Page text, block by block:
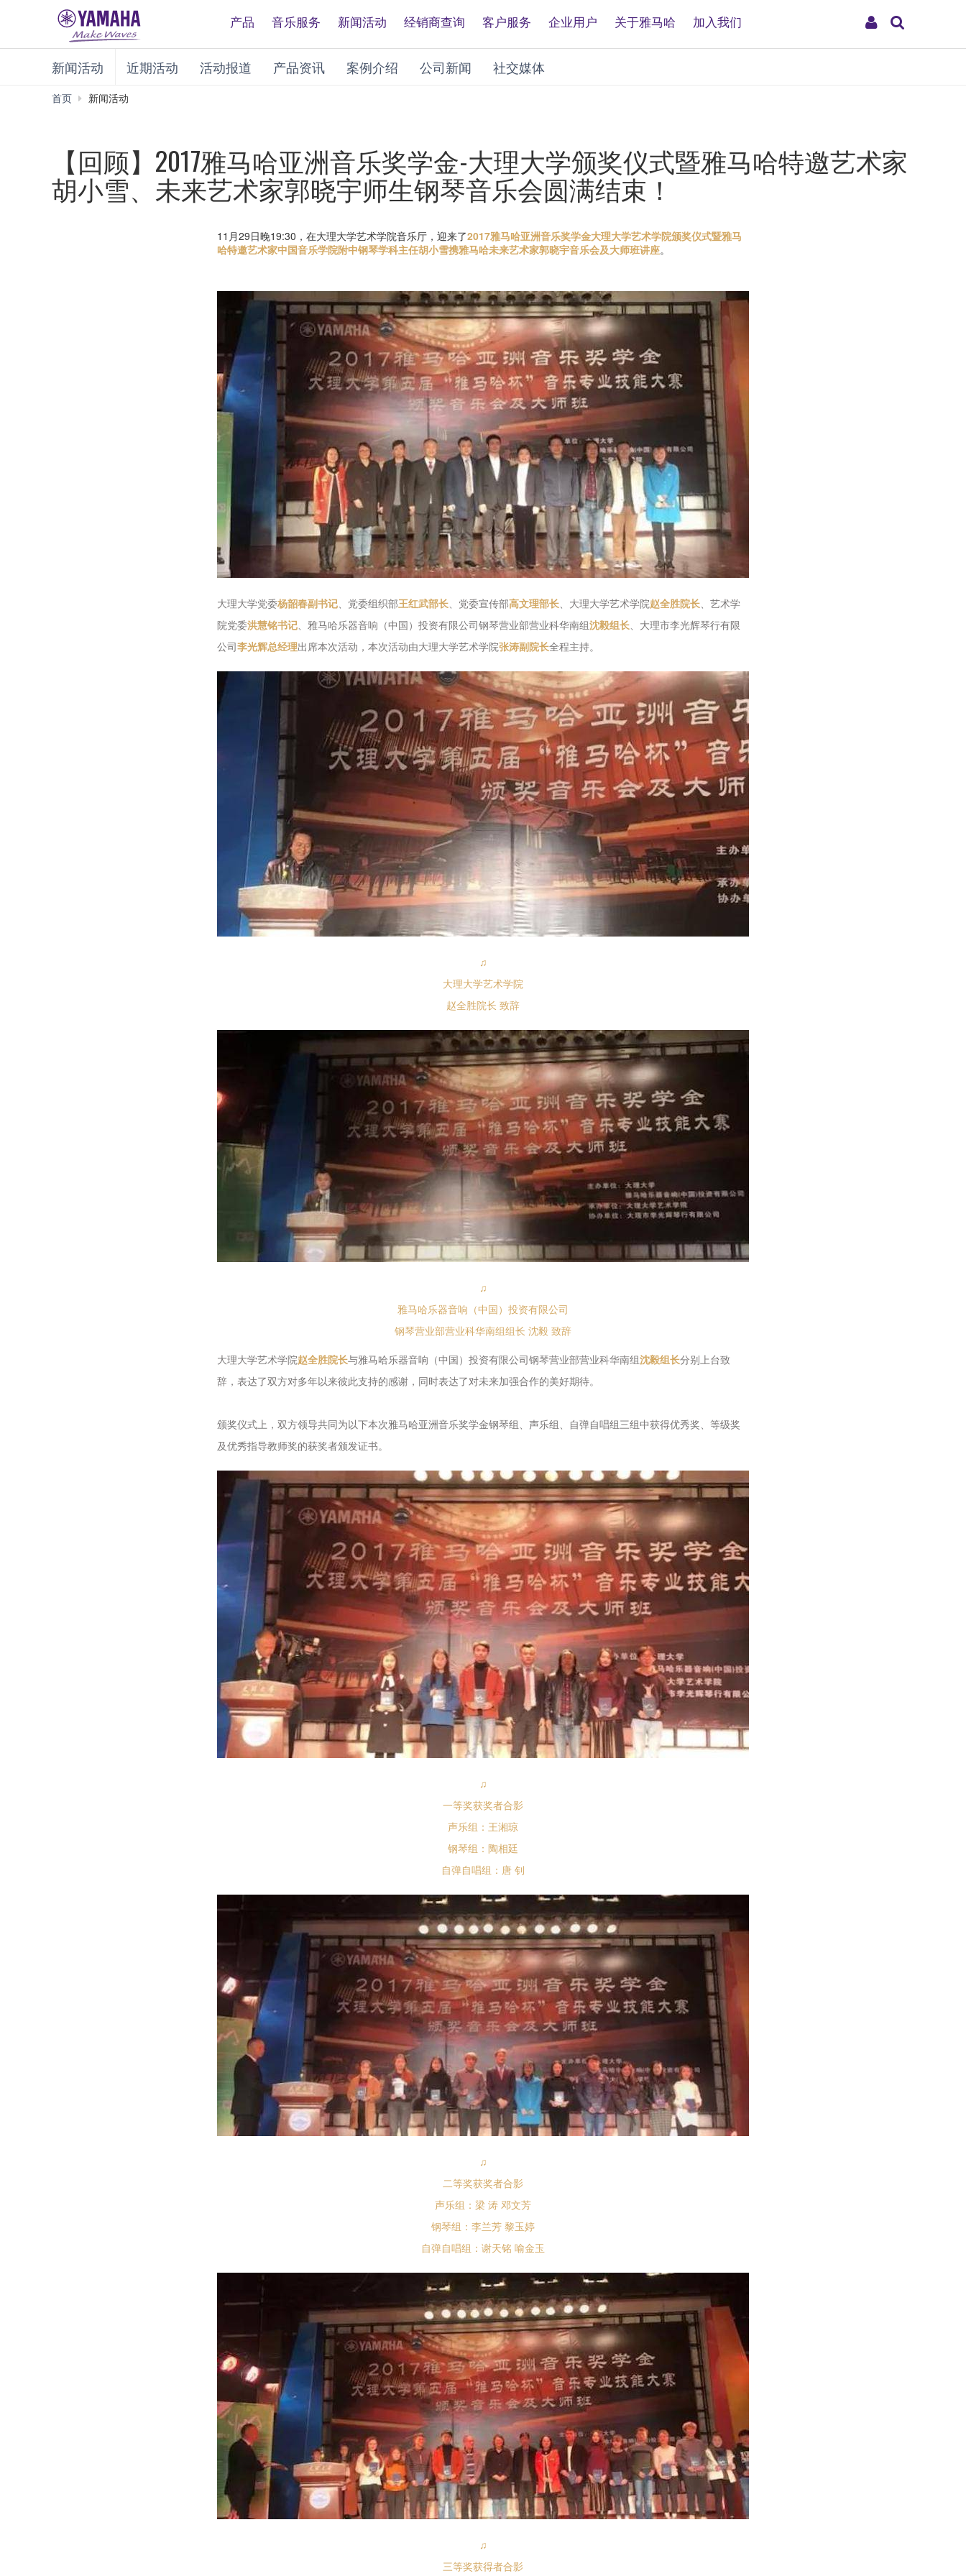
My
产品 音乐服务 新闻活动 经销商查询 客户服务 企业用户 关于雅马哈 加入我们
新闻活动 近期活动 活动报道 产品资讯 案例介绍 公司新闻 社交媒体
首页 新闻活动
【回顾】2017雅马哈亚洲音乐奖学金-大理大学颁奖仪式暨雅马哈特邀艺术家
胡小雪、未来艺术家郭晓宇师生钢琴音乐会圆满结束！
11月29日晚19:30，在大理大学艺术学院音乐厅，迎来了2017雅马哈亚洲音乐奖学金大理大学艺术学院颁奖仪式暨雅马
哈特邀艺术家中国音乐学院附中钢琴学科主任胡小雪携雅马哈未来艺术家郭晓宇音乐会及大师班讲座。
大理大学党委杨韶春副书记、党委组织部王红武部长、党委宣传部高文理部长、大理大学艺术学院赵全胜院长、艺术学
院党委洪慧铭书记、雅马哈乐器音响（中国）投资有限公司钢琴营业部营业科华南组沈毅组长、大理市李光辉琴行有限
公司李光辉总经理出席本次活动，本次活动由大理大学艺术学院张涛副院长全程主持。
♫
大理大学艺术学院
赵全胜院长 致辞
♫
雅马哈乐器音响（中国）投资有限公司
钢琴营业部营业科华南组组长 沈毅 致辞
大理大学艺术学院赵全胜院长与雅马哈乐器音响（中国）投资有限公司钢琴营业部营业科华南组沈毅组长分别上台致
辞，表达了双方对多年以来彼此支持的感谢，同时表达了对未来加强合作的美好期待。
颁奖仪式上，双方领导共同为以下本次雅马哈亚洲音乐奖学金钢琴组、声乐组、自弹自唱组三组中获得优秀奖、等级奖
及优秀指导教师奖的获奖者颁发证书。
♫
一等奖获奖者合影
声乐组：王湘琼
钢琴组：陶相廷
自弹自唱组：唐 钊
♫
二等奖获奖者合影
声乐组：梁 涛 邓文芳
钢琴组：李兰芳 黎玉婷
自弹自唱组：谢天铭 喻金玉
♫
三等奖获得者合影